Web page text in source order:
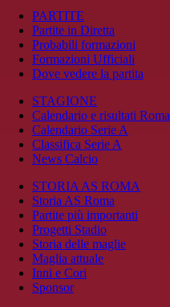
PARTITE
Partite in Diretta
Probabili formazioni
Formazioni Ufficiali
Dove vedere la partita
STAGIONE
Calendario e risultati Roma
Calendario Serie A
Classifica Serie A
News Calcio
STORIA AS ROMA
Storia AS Roma
Partite più importanti
Progetti Stadio
Storia delle maglie
Maglia attuale
Inni e Cori
Sponsor